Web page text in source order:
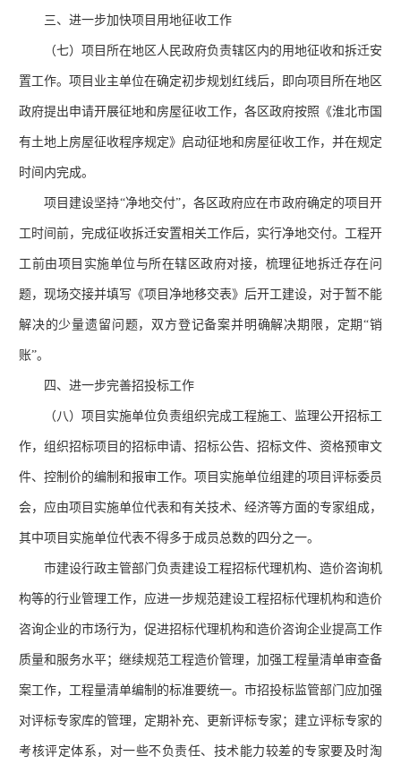
三、进一步加快项目用地征收工作
（七）项目所在地区人民政府负责辖区内的用地征收和拆迁安
置工作。项目业主单位在确定初步规划红线后，即向项目所在地区
政府提出申请开展征地和房屋征收工作，各区政府按照《淮北市国
有土地上房屋征收程序规定》启动征地和房屋征收工作，并在规定
时间内完成。
项目建设坚持“净地交付”，各区政府应在市政府确定的项目开
工时间前，完成征收拆迁安置相关工作后，实行净地交付。工程开
工前由项目实施单位与所在辖区政府对接，梳理征地拆迁存在问
题，现场交接并填写《项目净地移交表》后开工建设，对于暂不能
解决的少量遗留问题，双方登记备案并明确解决期限，定期“销
账”。
四、进一步完善招投标工作
（八）项目实施单位负责组织完成工程施工、监理公开招标工
作，组织招标项目的招标申请、招标公告、招标文件、资格预审文
件、控制价的编制和报审工作。项目实施单位组建的项目评标委员
会，应由项目实施单位代表和有关技术、经济等方面的专家组成，
其中项目实施单位代表不得多于成员总数的四分之一。
市建设行政主管部门负责建设工程招标代理机构、造价咨询机
构等的行业管理工作，应进一步规范建设工程招标代理机构和造价
咨询企业的市场行为，促进招标代理机构和造价咨询企业提高工作
质量和服务水平；继续规范工程造价管理，加强工程量清单审查备
案工作，工程量清单编制的标准要统一。市招投标监管部门应加强
对评标专家库的管理，定期补充、更新评标专家；建立评标专家的
考核评定体系，对一些不负责任、技术能力较差的专家要及时淘